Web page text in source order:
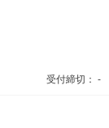
受付締切： -